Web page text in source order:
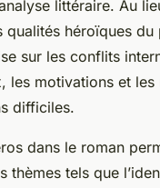
littéraire. Au
qualités héroïques du
sur les conflits
les motivations et les
difficiles.
dans le roman
thèmes tels que